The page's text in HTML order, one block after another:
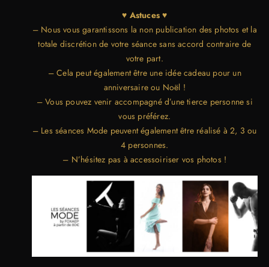
♥ Astuces ♥
– Nous vous garantissons la non publication des photos et la
totale discrétion de votre séance sans accord contraire de
votre part.
– Cela peut également être une idée cadeau pour un
anniversaire ou Noël !
– Vous pouvez venir accompagné d’une tierce personne si
vous préférez.
– Les séances Mode peuvent également être réalisé à 2, 3 ou
4 personnes.
– N’hésitez pas à accessoiriser vos photos !